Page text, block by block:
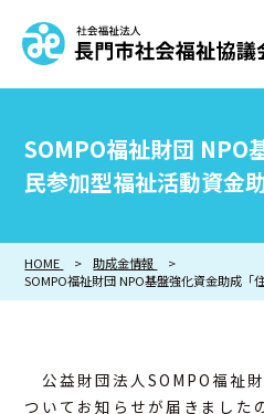
長門市社会福祉
相談
知り
SOMPO福祉財団 NPO
民参加型福祉活動資金助
HOME
助成金情報
SOMPO福祉財団 NPO基盤強化資金助成「
公益財団法人SOMPO福祉
ついてお知らせが届きました